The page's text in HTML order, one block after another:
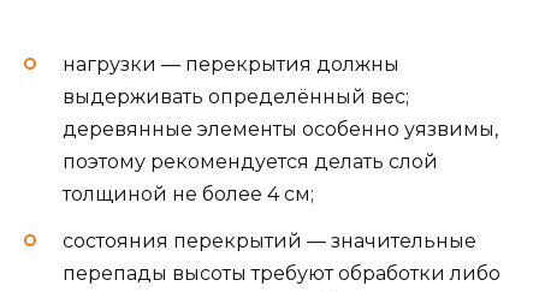
нагрузки — перекрытия должны
выдерживать определённый вес;
деревянные элементы особенно уязвимы,
поэтому рекомендуется делать слой
толщиной не более 4 см;
состояния перекрытий — значительные
перепады высоты требуют обработки либо